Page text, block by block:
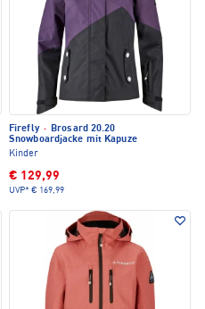
Firefly · Brosard 20.20
Snowboardjacke mit Kapuze
Kinder
€ 129,99
UVP* € 169,99